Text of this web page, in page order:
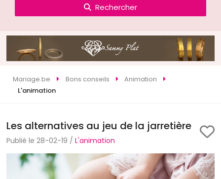
Rechercher
Mariage.be Bons conseils
Animation
L'animation
Les alternatives au jeu de la jarretière
Publié le 28-02-19 /L'animation